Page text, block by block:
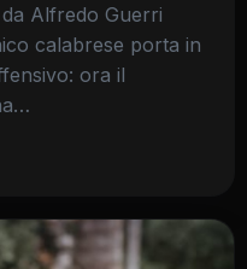
Alfredo Guerri
calabrese porta in
ora il